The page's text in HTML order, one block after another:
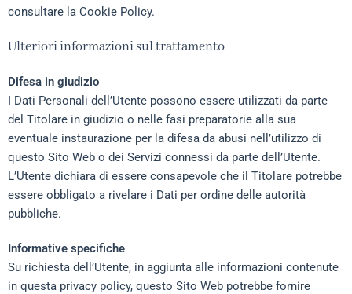
consultare la Cookie Policy.
Ulteriori informazioni sul trattamento
Difesa in giudizio
I Dati Personali dell’Utente possono essere utilizzati da parte
del Titolare in giudizio o nelle fasi preparatorie alla sua
eventuale instaurazione per la difesa da abusi nell’utilizzo di
questo Sito Web o dei Servizi connessi da parte dell’Utente.
L’Utente dichiara di essere consapevole che il Titolare potrebbe
essere obbligato a rivelare i Dati per ordine delle autorità
pubbliche.
Informative specifiche
Su richiesta dell’Utente, in aggiunta alle informazioni contenute
in questa privacy policy, questo Sito Web potrebbe fornire